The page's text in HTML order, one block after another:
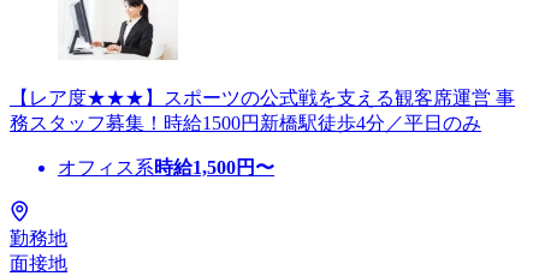
【レア度★★★】スポーツの公式戦を支える観客席運営 事
務スタッフ募集！時給1500円新橋駅徒歩4分／平日のみ
オフィス系時給1,500円〜
勤務地
面接地